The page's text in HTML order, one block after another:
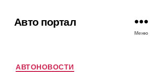
Авто портал
Меню
Рубрики
АВТОНОВОСТИ